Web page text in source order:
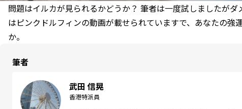
問題はイルカが見られるかどうか？ 筆者は一度試しましたが
はピンクドルフィンの動画が載せられていますで、あなたの強
か。
筆者
武田 信晃
香港特派員